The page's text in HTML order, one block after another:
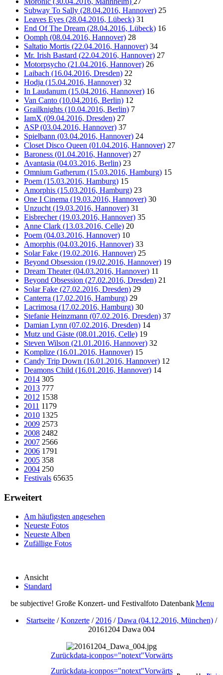
Subway To Sally (28.04.2016, Hannover) 25
Leaves Eyes (28.04.2016, Lübeck) 31
End Of The Dream (28.04.2016, Lübeck) 16
Oomph (08.04.2016, Hannover) 28
Saltatio Mortis (22.04.2016, Hannover) 34
Mr. Irish Bastard (22.04.2016, Hannover) 27
Motorpsycho (21.04.2016, Hannover) 26
Laibach (16.04.2016, Dresden) 22
Hodja (15.04.2016, Hannover) 32
In Laudanum (15.04.2016, Hannover) 16
Van Canto (10.04.2016, Berlin) 12
Grailknights (10.04.2016, Berlin) 7
IamX (09.04.2016, Dresden) 27
ASP (03.04.2016, Hannover) 37
Spielbann (03.04.2016, Hannover) 24
Closet Disco Queen (01.04.2016, Hannover) 27
Baroness (01.04.2016, Hannover) 27
Avantasia (04.03.2016, Berlin) 23
Omnium Gatherum (15.03.2016, Hamburg) 15
Poem (15.03.2016, Hamburg) 15
Amorphis (15.03.2016, Hamburg) 23
One I Cinema (19.03.2016, Hannover) 30
Unzucht (19.03.2016, Hannover) 31
Eisbrecher (19.03.2016, Hannover) 35
Anne Clark (13.03.2016, Celle) 20
Poem (04.03.2016, Hannover) 10
Amorphis (04.03.2016, Hannover) 33
Solar Fake (19.02.2016, Hannover) 25
Beyond Obsession (19.02.2016, Hannover) 19
Dream Theater (04.03.2016, Hannover) 11
Beyond Obsession (27.02.2016, Dresden) 21
Solar Fake (27.02.2016, Dresden) 29
Canterra (17.02.2016, Hamburg) 29
Lacrimosa (17.02.2016, Hamburg) 30
Stefanie Heinzmann (07.02.2016, Dresden) 37
Damian Lynn (07.02.2016, Dresden) 14
Mutz und Gäste (08.01.2016, Celle) 19
Steven Wilson (21.01.2016, Hannover) 32
Komplize (16.01.2016, Hannover) 15
Candy Trip Down (16.01.2016, Hannover) 12
Deamons Child (16.01.2016, Hannover) 14
2014 305
2013 777
2012 1538
2011 1179
2010 1325
2009 2573
2008 2482
2007 2566
2006 1791
2005 358
2004 250
Festivals 65635
Erweitert
Am häufigsten angesehen
Neueste Fotos
Neueste Alben
Zufällige Fotos
Ansicht
Standard
be subjective! Große Konzert- und Festivalfoto DatenbankMenu
Startseite/Konzerte/ 2016/Dawa (04.12.2016, München)/
20161204 Dawa 004
Zurückdata-iconpos="notext"Vorwärts
Zurückdata-iconpos="notext"Vorwärts